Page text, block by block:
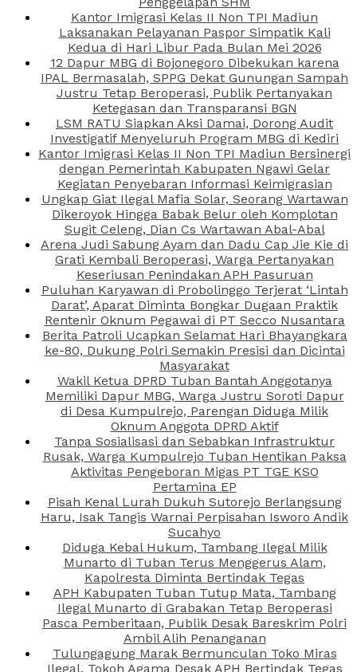
Kantor Imigrasi Kelas II Non TPI Madiun
Laksanakan Pelayanan Paspor Simpatik Kali
Kedua di Hari Libur Pada Bulan Mei 2026
12 Dapur MBG di Bojonegoro Dibekukan karena
IPAL Bermasalah, SPPG Dekat Gunungan Sampah
Justru Tetap Beroperasi, Publik Pertanyakan
Ketegasan dan Transparansi BGN
LSM RATU Siapkan Aksi Damai, Dorong Audit
Investigatif Menyeluruh Program MBG di Kediri
Kantor Imigrasi Kelas II Non TPI Madiun Bersinergi
dengan Pemerintah Kabupaten Ngawi Gelar
Kegiatan Penyebaran Informasi Keimigrasian
Ungkap Giat Ilegal Mafia Solar, Seorang Wartawan
Dikeroyok Hingga Babak Belur oleh Komplotan
Sugit Celeng, Dian Cs Wartawan Abal-Abal
Arena Judi Sabung Ayam dan Dadu Cap Jie Kie di
Grati Kembali Beroperasi, Warga Pertanyakan
Keseriusan Penindakan APH Pasuruan
Puluhan Karyawan di Probolinggo Terjerat ‘Lintah
Darat’, Aparat Diminta Bongkar Dugaan Praktik
Rentenir Oknum Pegawai di PT Secco Nusantara
Berita Patroli Ucapkan Selamat Hari Bhayangkara
ke-80, Dukung Polri Semakin Presisi dan Dicintai
Masyarakat
Wakil Ketua DPRD Tuban Bantah Anggotanya
Memiliki Dapur MBG, Warga Justru Soroti Dapur
di Desa Kumpulrejo, Parengan Diduga Milik
Oknum Anggota DPRD Aktif
Tanpa Sosialisasi dan Sebabkan Infrastruktur
Rusak, Warga Kumpulrejo Tuban Hentikan Paksa
Aktivitas Pengeboran Migas PT TGE KSO
Pertamina EP
Pisah Kenal Lurah Dukuh Sutorejo Berlangsung
Haru, Isak Tangis Warnai Perpisahan Isworo Andik
Sucahyo
Diduga Kebal Hukum, Tambang Ilegal Milik
Munarto di Tuban Terus Menggerus Alam,
Kapolresta Diminta Bertindak Tegas
APH Kabupaten Tuban Tutup Mata, Tambang
Ilegal Munarto di Grabakan Tetap Beroperasi
Pasca Pemberitaan, Publik Desak Bareskrim Polri
Ambil Alih Penanganan
Tulungagung Marak Bermunculan Toko Miras
Ilegal, Tokoh Agama Desak APH Bertindak Tegas